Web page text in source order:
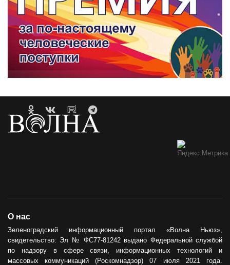
О нас
Зеленоградский информационный портал «Волна Ньюз»,
свидетельство: Эл № ФС77-81242 выдано Федеральной службой
по надзору в сфере связи, информационных технологий и
массовых коммуникаций (Роскомнадзор) 07 июля 2021 года.